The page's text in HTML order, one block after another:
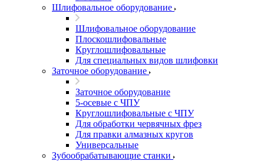
Шлифовальное оборудование
Шлифовальное оборудование
Плоскошлифовальные
Круглошлифовальные
Для специальных видов шлифовки
Заточное оборудование
Заточное оборудование
5-осевые с ЧПУ
Круглошлифовальные с ЧПУ
Для обработки червячных фрез
Для правки алмазных кругов
Универсальные
Зубообрабатывающие станки